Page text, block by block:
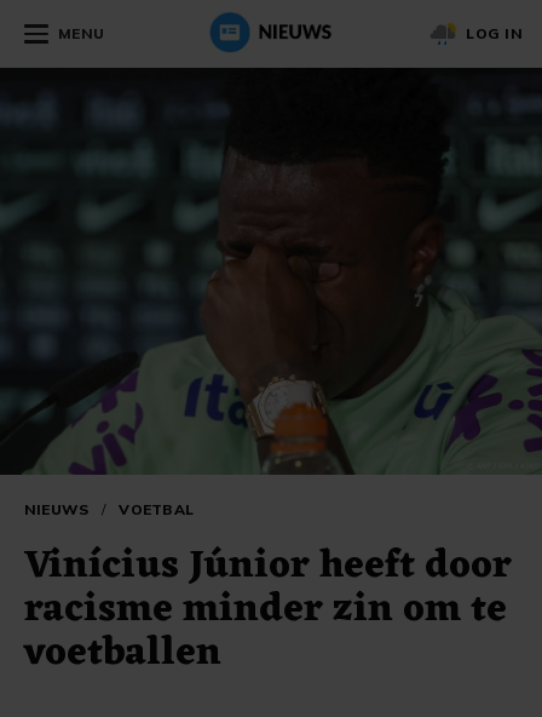
MENU LOG IN
NIEUWS / VOETBAL
Vinícius Júnior heeft door
racisme minder zin om te
voetballen